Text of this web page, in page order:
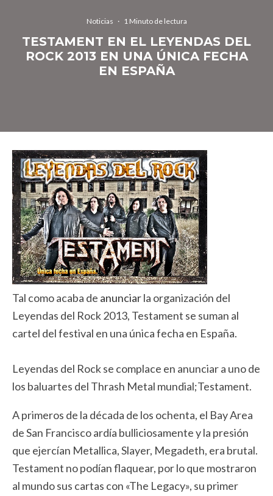
Noticias · 1 Minuto de lectura
TESTAMENT EN EL LEYENDAS DEL
ROCK 2013 EN UNA ÚNICA FECHA
EN ESPAÑA
Tal como acaba de anunciarla organización del
Leyendas del Rock 2013, Testament se suman al
cartel del festival en una única fecha en España.
Leyendas del Rock se complace en anunciar a uno de
los baluartes del Thrash Metal mundial;Testament.
A primeros de la década de los ochenta, el Bay Area
de San Francisco ardía bulliciosamente y la presión
que ejercían Metallica, Slayer, Megadeth, era brutal.
Testament no podían flaquear, por lo que mostraron
al mundo sus cartas con «The Legacy», su primer